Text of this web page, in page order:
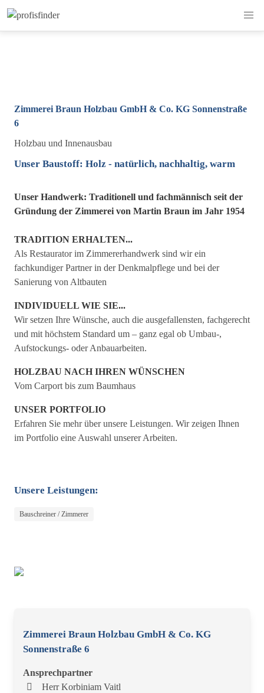
Zimmerei Braun Holzbau GmbH & Co. KG Sonnenstraße
6
Holzbau und Innenausbau
Unser Baustoff: Holz - natürlich, nachhaltig, warm
Unser Handwerk: Traditionell und fachmännisch seit der
Gründung der Zimmerei von Martin Braun im Jahr 1954
TRADITION ERHALTEN...
Als Restaurator im Zimmererhandwerk sind wir ein
fachkundiger Partner in der Denkmalpflege und bei der
Sanierung von Altbauten
INDIVIDUELL WIE SIE...
Wir setzen Ihre Wünsche, auch die ausgefallensten, fachgerecht
und mit höchstem Standard um – ganz egal ob Umbau-,
Aufstockungs- oder Anbauarbeiten.
HOLZBAU NACH IHREN WÜNSCHEN
Vom Carport bis zum Baumhaus
UNSER PORTFOLIO
Erfahren Sie mehr über unsere Leistungen. Wir zeigen Ihnen
im Portfolio eine Auswahl unserer Arbeiten.
Unsere Leistungen:
Bauschreiner / Zimmerer
Zimmerei Braun Holzbau GmbH & Co. KG
Sonnenstraße 6
Ansprechpartner
Herr Korbiniam Vaitl